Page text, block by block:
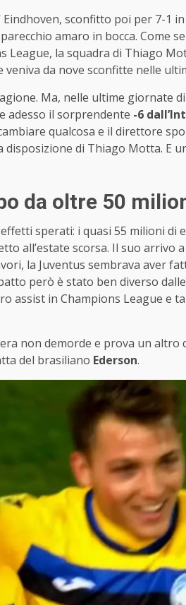
Eindhoven, sconfitto poi per 7-1
amaro in bocca. Come
League, la squadra di Thiago
veniva da nove sconfitte nelle
Ma, nelle ultime giornate
adesso il sorprendente -6
qualcosa e il direttore
di Thiago Motta. E
da oltre 50
sperati: i quasi 55 milioni di
all’estate scorsa. Il suo arrivo
la Juventus sembrava aver
però è stato ben diverso
assist in Champions League e
non demorde e prova un altro
del brasiliano Ederson.